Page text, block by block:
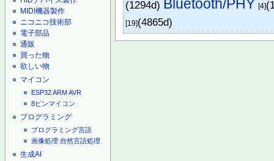
MIDI機器製作
ニコニコ技術部
電子部品
通販
買った物
欲しい物
マイコン
ESP32ARMAVR
8ピンマイコン
プログラミング
プログラミング言語
画像処理 自然言語処理
生成AI
(1294d) Bluetooth/PHY [4]
[19](4865d)